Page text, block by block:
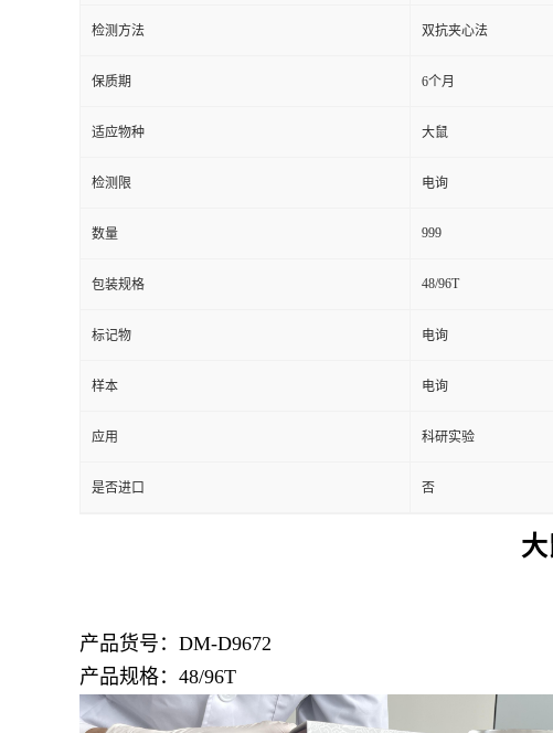
检测方法 双抗夹心法
保质期 6个月
适应物种 大鼠
检测限 电询
数量 999
包装规格 48/96T
标记物 电询
样本 电询
应用 科研实验
是否进口 否
产品货号：DM-D9672
产品规格：48/96T